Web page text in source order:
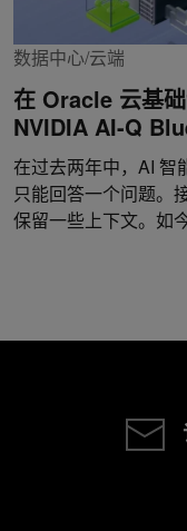
数据中心/云端
在 Oracle 云基
NVIDIA AI-Q
在过去两年中，AI 智
只能回答一个问题。
保留一些上下文。如